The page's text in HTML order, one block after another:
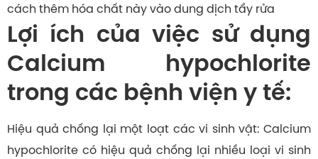
cách thêm hóa chất này vào dung dịch tẩy rửa
Lợi ích của việc sử dụng
Calcium hypochlorite
trong các bệnh viện y tế:
Hiệu quả chống lại một loạt các vi sinh vật: Calcium
hypochlorite có hiệu quả chống lại nhiều loại vi sinh